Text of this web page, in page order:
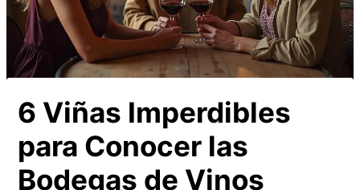
6 Viñas Imperdibles
para Conocer las
Bodegas de Vinos